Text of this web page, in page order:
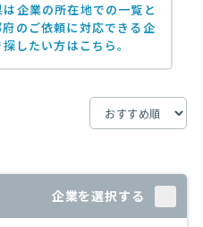
企業の所在地での一覧と
のご依頼に対応できる企
したい方はこちら。
企業を選択する